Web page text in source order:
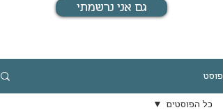
גם אני נרשמתי
פוסט
כל הפוסטים